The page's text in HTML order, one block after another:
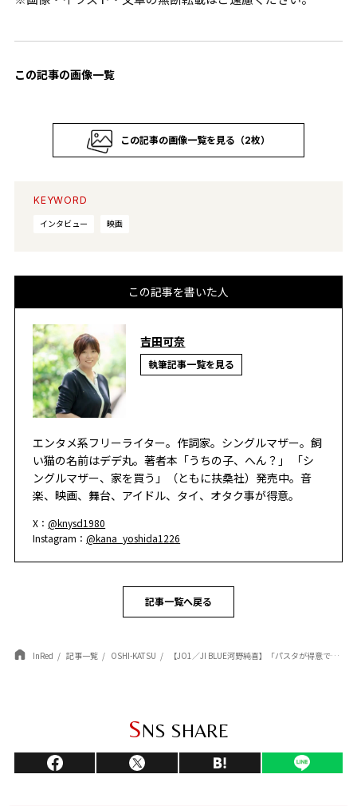
この記事の画像一覧
この記事の画像一覧を見る（2枚）
KEYWORD
インタビュー
映画
この記事を書いた人
吉田可奈
執筆記事一覧を見る
エンタメ系フリーライター。作詞家。シングルマザー。飼
い猫の名前はデデ丸。著者本「うちの子、へん？」 「シ
ングルマザー、家を買う」（ともに扶桑社）発売中。音
楽、映画、舞台、アイドル、タイ、オタク事が得意。
X：@knysd1980
Instagram：@kana_yoshida1226
記事一覧へ戻る
InRed 記事一覧 OSHI-KATSU 【JO1／JI BLUE河野純喜】「パスタが得意で、よく（木全）翔也と一緒に料理を作りながら食べています」〈プライベートに迫るインタビュー〉
SNS SHARE